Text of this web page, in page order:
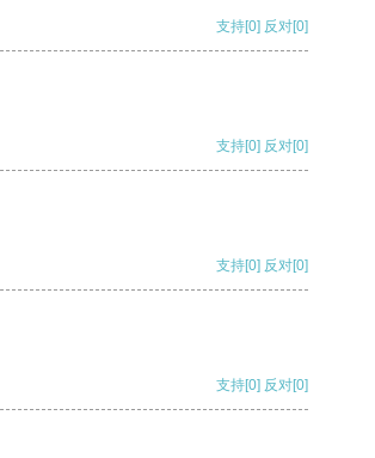
支持[0] 反对[0]
支持[0] 反对[0]
支持[0] 反对[0]
支持[0] 反对[0]